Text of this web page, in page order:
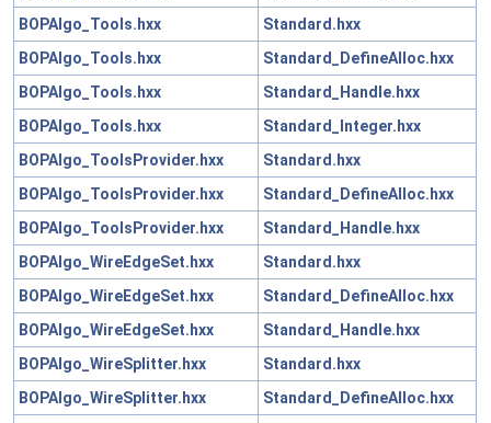
BOPAlgo_Tools.hxx
Standard.hxx
BOPAlgo_Tools.hxx
Standard_DefineAlloc.hxx
BOPAlgo_Tools.hxx
Standard_Handle.hxx
BOPAlgo_Tools.hxx
Standard_Integer.hxx
BOPAlgo_ToolsProvider.hxx
Standard.hxx
BOPAlgo_ToolsProvider.hxx
Standard_DefineAlloc.hxx
BOPAlgo_ToolsProvider.hxx
Standard_Handle.hxx
BOPAlgo_WireEdgeSet.hxx
Standard.hxx
BOPAlgo_WireEdgeSet.hxx
Standard_DefineAlloc.hxx
BOPAlgo_WireEdgeSet.hxx
Standard_Handle.hxx
BOPAlgo_WireSplitter.hxx
Standard.hxx
BOPAlgo_WireSplitter.hxx
Standard_DefineAlloc.hxx